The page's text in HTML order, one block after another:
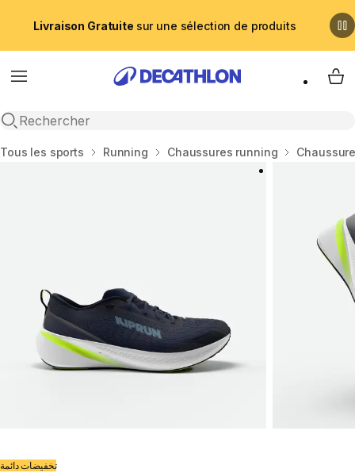
Livraison Gratuite sur une sélection de produits
Menu
Recherche ouverte
My
Accueil
Tous les sports Running Chaussures running
تخفيضات دائمة